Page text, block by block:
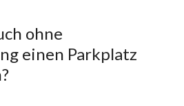
ohne
einen Parkplatz